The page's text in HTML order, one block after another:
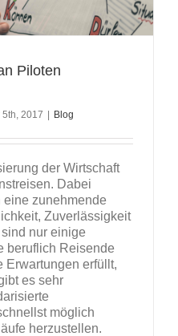
Piloten
5th, 2017 | Blog
der Wirtschaft
Dabei
zunehmende
Zuverlässigkeit
nur einige
beruflich Reisende
Erwartungen erfüllt,
es sehr
möglich
herzustellen.